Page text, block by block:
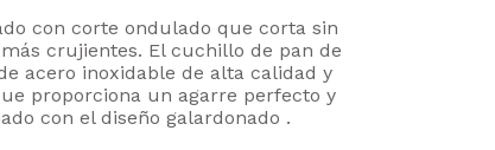
con corte ondulado que corta sin
crujientes. El cuchillo de pan de
acero inoxidable de alta calidad y
proporciona un agarre perfecto y
con el diseño galardonado .